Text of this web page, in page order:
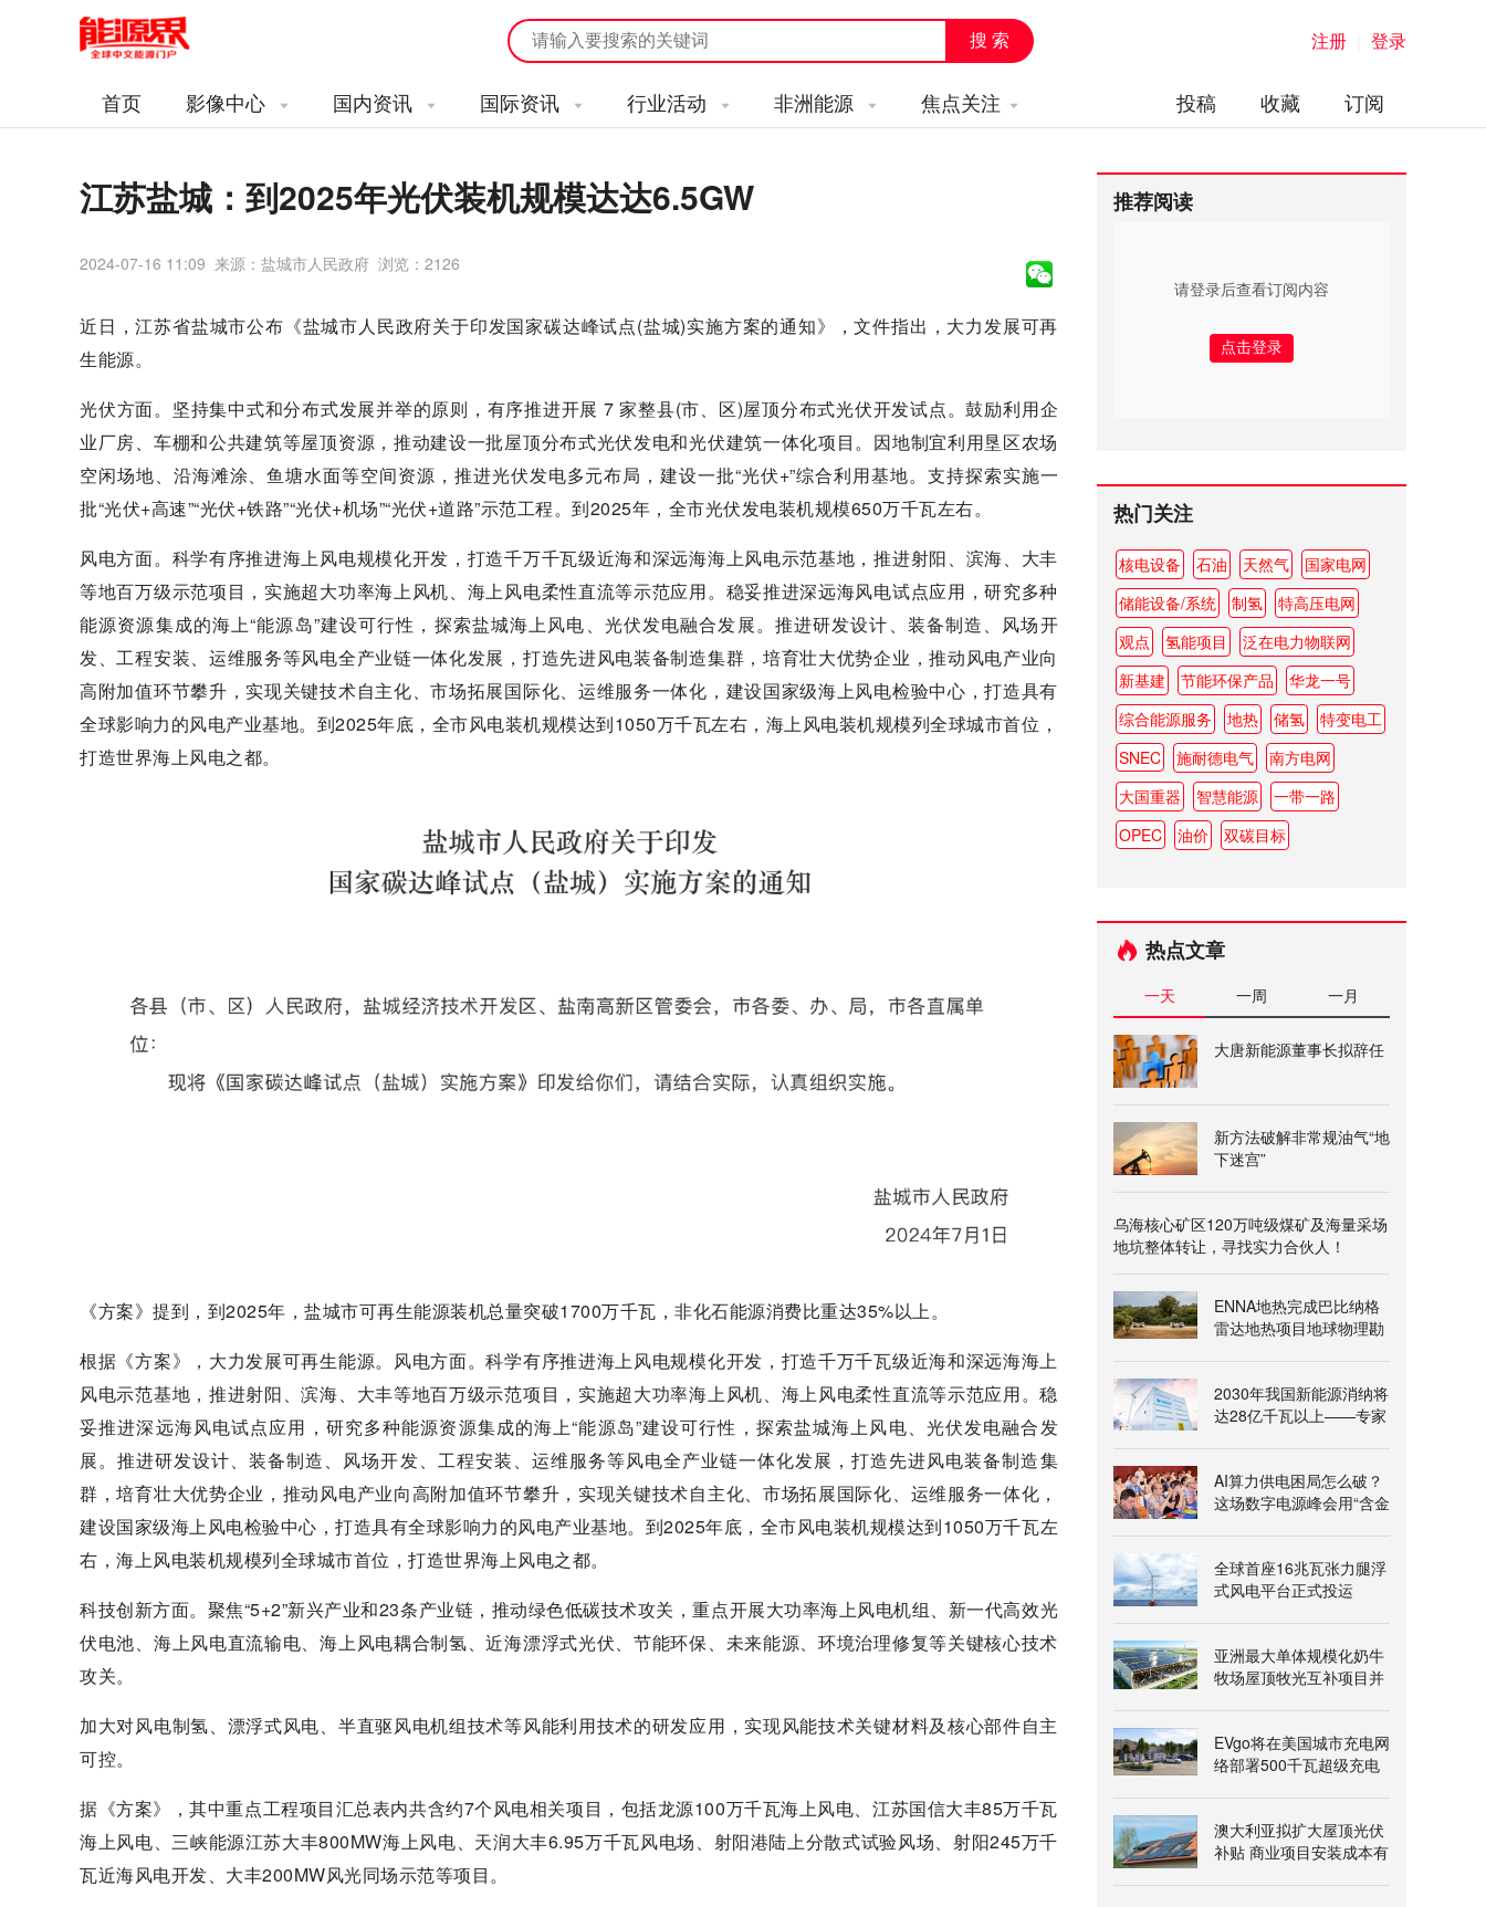
注册 登录
首页 影像中心 国内资讯 国际资讯 行业活动 非洲能源 焦点关注 订阅
收藏
投稿
江苏盐城：到2025年光伏装机规模达达6.5GW
2024-07-16 11:09 来源：盐城市人民政府 浏览： 2126
近日，江苏省盐城市公布《盐城市人民政府关于印发国家碳达峰试点(盐城)实施方案的通知》，文件指出，大力发展可再
生能源。
光伏方面。坚持集中式和分布式发展并举的原则，有序推进开展 7 家整县(市、区)屋顶分布式光伏开发试点。鼓励利用企
业厂房、车棚和公共建筑等屋顶资源，推动建设一批屋顶分布式光伏发电和光伏建筑一体化项目。因地制宜利用垦区农场
空闲场地、沿海滩涂、鱼塘水面等空间资源，推进光伏发电多元布局，建设一批“光伏+”综合利用基地。支持探索实施一
批“光伏+高速”“光伏+铁路”“光伏+机场”“光伏+道路”示范工程。到2025年，全市光伏发电装机规模650万千瓦左右。
风电方面。科学有序推进海上风电规模化开发，打造千万千瓦级近海和深远海海上风电示范基地，推进射阳、滨海、大丰
等地百万级示范项目，实施超大功率海上风机、海上风电柔性直流等示范应用。稳妥推进深远海风电试点应用，研究多种
能源资源集成的海上“能源岛”建设可行性，探索盐城海上风电、光伏发电融合发展。推进研发设计、装备制造、风场开
发、工程安装、运维服务等风电全产业链一体化发展，打造先进风电装备制造集群，培育壮大优势企业，推动风电产业向
高附加值环节攀升，实现关键技术自主化、市场拓展国际化、运维服务一体化，建设国家级海上风电检验中心，打造具有
全球影响力的风电产业基地。到2025年底，全市风电装机规模达到1050万千瓦左右，海上风电装机规模列全球城市首位，
打造世界海上风电之都。
《方案》提到，到2025年，盐城市可再生能源装机总量突破1700万千瓦，非化石能源消费比重达35%以上。
根据《方案》，大力发展可再生能源。风电方面。科学有序推进海上风电规模化开发，打造千万千瓦级近海和深远海海上
风电示范基地，推进射阳、滨海、大丰等地百万级示范项目，实施超大功率海上风机、海上风电柔性直流等示范应用。稳
妥推进深远海风电试点应用，研究多种能源资源集成的海上“能源岛”建设可行性，探索盐城海上风电、光伏发电融合发
展。推进研发设计、装备制造、风场开发、工程安装、运维服务等风电全产业链一体化发展，打造先进风电装备制造集
群，培育壮大优势企业，推动风电产业向高附加值环节攀升，实现关键技术自主化、市场拓展国际化、运维服务一体化，
建设国家级海上风电检验中心，打造具有全球影响力的风电产业基地。到2025年底，全市风电装机规模达到1050万千瓦左
右，海上风电装机规模列全球城市首位，打造世界海上风电之都。
科技创新方面。聚焦“5+2”新兴产业和23条产业链，推动绿色低碳技术攻关，重点开展大功率海上风电机组、新一代高效光
伏电池、海上风电直流输电、海上风电耦合制氢、近海漂浮式光伏、节能环保、未来能源、环境治理修复等关键核心技术
攻关。
加大对风电制氢、漂浮式风电、半直驱风电机组技术等风能利用技术的研发应用，实现风能技术关键材料及核心部件自主
可控。
据《方案》，其中重点工程项目汇总表内共含约7个风电相关项目，包括龙源100万千瓦海上风电、江苏国信大丰85万千瓦
海上风电、三峡能源江苏大丰800MW海上风电、天润大丰6.95万千瓦风电场、射阳港陆上分散式试验风场、射阳245万千
瓦近海风电开发、大丰200MW风光同场示范等项目。
推荐阅读
请登录后查看订阅内容
热门关注
核电设备 石油 天然气
国家电网
储能设备/系统
制氢
特高压电网
观点
氢能项目
泛在电力物联网
新基建
节能环保产品
华龙一号
综合能源服务
地热 储氢
特变电工
SNEC
施耐德电气
南方电网
大国重器
智慧能源
一带一路
OPEC
油价 双碳目标
热点文章
一天 一周 一月
大唐新能源董事长拟辞任
新方法破解非常规油气“地
下迷宫”
乌海核心矿区120万吨级煤矿及海量采场
地坑整体转让，寻找实力合伙人！
ENNA地热完成巴比纳格
雷达地热项目地球物理勘
2030年我国新能源消纳将
达28亿千瓦以上——专家
AI算力供电困局怎么破？
这场数字电源峰会用“含金
全球首座16兆瓦张力腿浮
式风电平台正式投运
亚洲最大单体规模化奶牛
牧场屋顶牧光互补项目并
EVgo将在美国城市充电网
络部署500千瓦超级充电
澳大利亚拟扩大屋顶光伏
补贴 商业项目安装成本有